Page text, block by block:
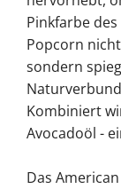
Pinkfarbe
Popcorn
sondern
Kombiniert
Avocadoöl -
Das